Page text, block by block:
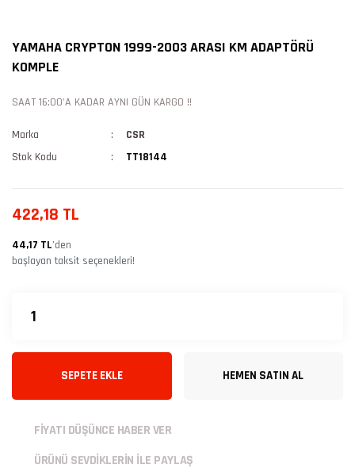
YAMAHA CRYPTON 1999-2003 ARASI KM ADAPTÖRÜ
KOMPLE
SAAT 16:00'A KADAR AYNI GÜN KARGO !!
Marka
CSR
Stok Kodu
TT18144
422,18 TL
44,17 TL’den
başlayan taksit seçenekleri!
SEPETE EKLE HEMEN SATIN AL
FİYATI DÜŞÜNCE HABER VER
ÜRÜNÜ SEVDİKLERİN İLE PAYLAŞ